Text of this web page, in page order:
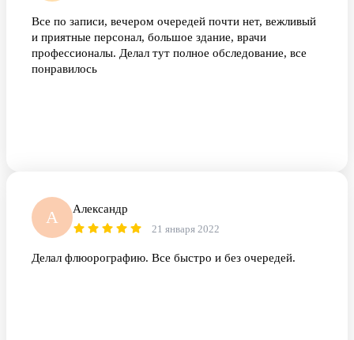
Все по записи, вечером очередей почти нет, вежливый
и приятные персонал, большое здание, врачи
профессионалы. Делал тут полное обследование, все
понравилось
А Александр
21 января 2022
Делал флюорографию. Все быстро и без очередей.